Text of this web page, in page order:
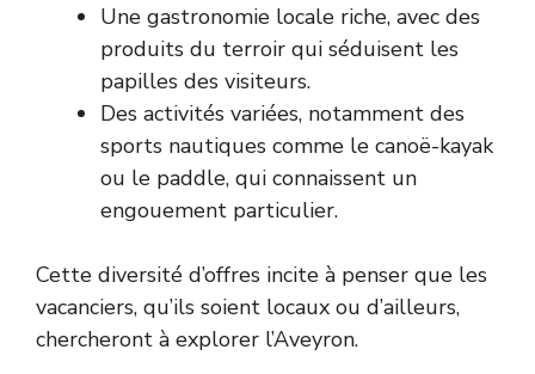
Une gastronomie locale riche, avec des
produits du terroir qui séduisent les
papilles des visiteurs.
Des activités variées, notamment des
sports nautiques comme le canoë-kayak
ou le paddle, qui connaissent un
engouement particulier.
Cette diversité d’offres incite à penser que les
vacanciers, qu’ils soient locaux ou d’ailleurs,
chercheront à explorer l’Aveyron.